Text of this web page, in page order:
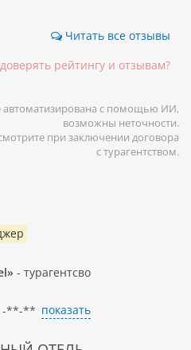
Читать все отзывы
рейтингу и отзывам?
автоматизирована с помощью ИИ,
возможны неточности.
при заключении договора
с турагентством.
- турагентсво
**-** показать